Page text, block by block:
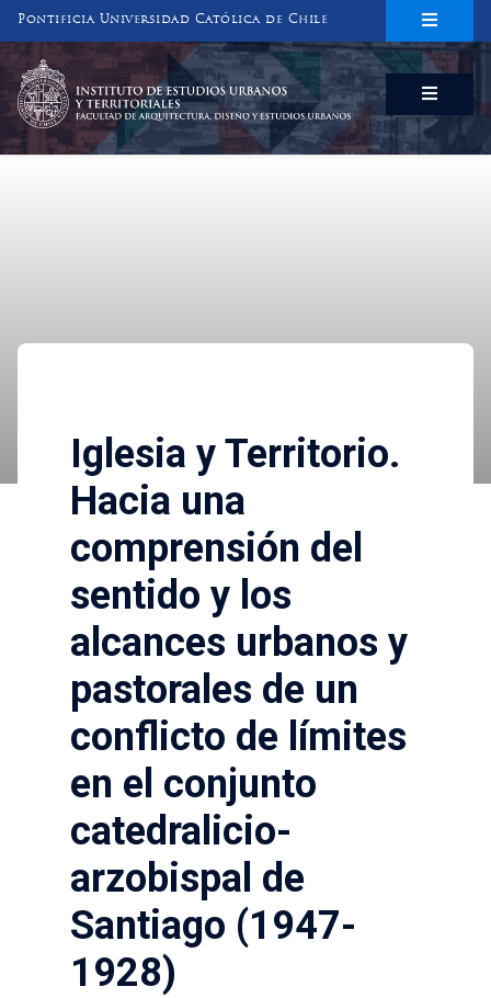
Pontificia Universidad Católica de Chile
INSTITUTO DE ESTUDIOS URBANOS
Y TERRITORIALES
Iglesia y Territorio.
Hacia una
comprensión del
sentido y los
alcances urbanos y
pastorales de un
conflicto de límites
en el conjunto
catedralicio-
arzobispal de
Santiago (1947-
1928)